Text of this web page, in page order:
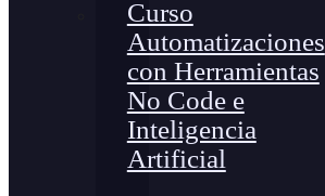
Curso
Automatizaciones
con Herramientas
No Code e
Inteligencia
Artificial